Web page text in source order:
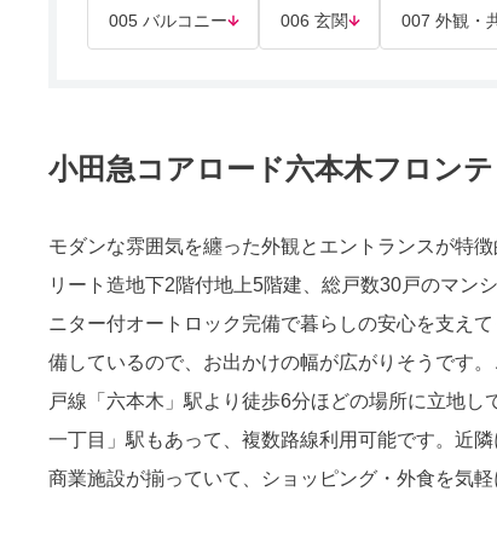
005 バルコニー 006 玄関 007 外観・
小田急コアロード六本木フロンテ
モダンな雰囲気を纏った外観とエントランスが特
リート造地下2階付地上5階建、総戸数30戸のマン
ニター付オートロック完備で暮らしの安心を支え
備しているので、お出かけの幅が広がりそうです
戸線「六本木」駅より徒歩6分ほどの場所に立地
一丁目」駅もあって、複数路線利用可能です。近
商業施設が揃っていて、ショッピング・外食を気軽